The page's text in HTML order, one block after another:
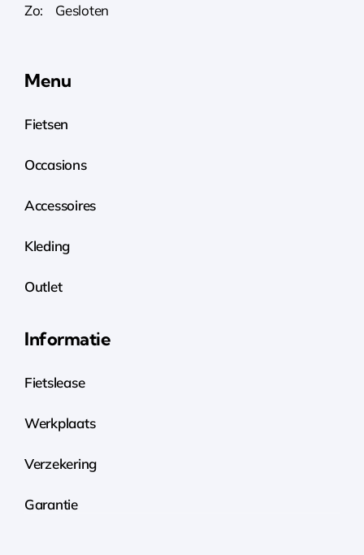
Zo: Gesloten
Menu
Fietsen
Occasions
Accessoires
Kleding
Outlet
Informatie
Fietslease
Werkplaats
Verzekering
Garantie